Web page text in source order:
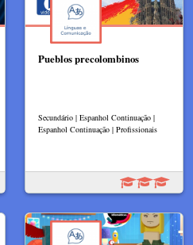
Pueblos precolombinos
Secundário | Espanhol Continuação |
Espanhol Continuação | Profissionais